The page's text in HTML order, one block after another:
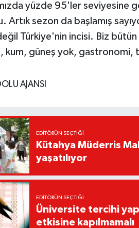
yüzde 95'ler seviyesine
Artık sezon da başlamış
Türkiye'nin incisi. Biz bütün
kum, güneş yok, gastronomi,
AJANSI
EDITÖRÜN SEÇTIĞI
Kütahya Müderris
yaşatılıyor
EDITÖRÜN SEÇTIĞI
Üniversite tercihi
etkisine kapılmamalı